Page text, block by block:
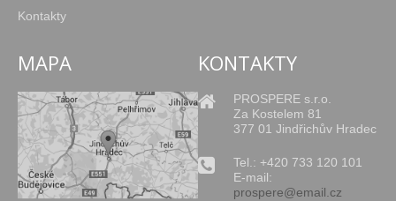
Kontakty
MAPA KONTAKTY
PROSPERE s.r.o.
Za Kostelem 81
377 01 Jindřichův Hradec
Tel.: +420 733 120 101
E-mail:
prospere@email.cz